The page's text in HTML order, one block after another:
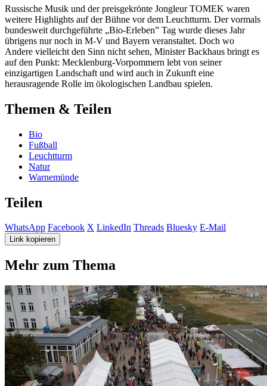
Russische Musik und der preisgekrönte Jongleur TOMEK waren
weitere Highlights auf der Bühne vor dem Leuchtturm. Der vormals
bundesweit durchgeführte „Bio-Erleben” Tag wurde dieses Jahr
übrigens nur noch in M-V und Bayern veranstaltet. Doch wo
Andere vielleicht den Sinn nicht sehen, Minister Backhaus bringt es
auf den Punkt: Mecklenburg-Vorpommern lebt von seiner
einzigartigen Landschaft und wird auch in Zukunft eine
herausragende Rolle im ökologischen Landbau spielen.
Themen & Teilen
Bio
Fußball
Leuchtturm
Natur
Warnemünde
Teilen
WhatsApp Facebook X LinkedIn Threads Bluesky E-Mail
Link kopieren
Mehr zum Thema